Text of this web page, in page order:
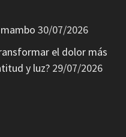
30/07/2026
el dolor más
y luz? 29/07/2026